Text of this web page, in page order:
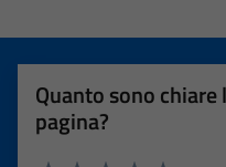
Quanto sono
pagina?